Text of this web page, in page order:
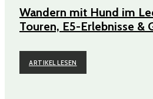
Wandern mit Hund im
Touren, E5-Erlebnisse &
ARTIKEL LESEN